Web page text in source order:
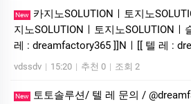
New
카­지노SOLUTIONㅣ토지노
지노SOLUTIONㅣ토지노SOLUTIONㅣ
레 : dreamfactory365 ]]Nㅣ[[ 텔 레 :
vdssdv | 15:20 | 추천 0 | 조회 2
New
토토솔루션/ 텔 레 문의 /